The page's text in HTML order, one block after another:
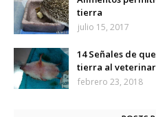
tierra
julio 15, 2017
14 Señales de
tierra al
febrero 23, 2018